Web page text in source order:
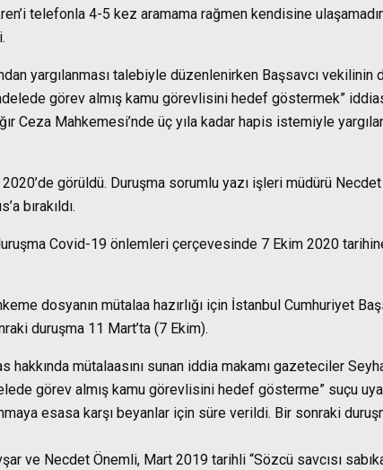
telefonla 4-5 kez aramama rağmen kendisine
yargılanması talebiyle düzenlenirken Başsavcı vekilinin
görev almış kamu görevlisini hedef göstermek”
Ceza Mahkemesi’nde üç yıla kadar hapis istemiyle
2020’de görüldü. Duruşma sorumlu yazı işleri müdürü Necdet
bırakıldı.
Covid-19 önlemleri çerçevesinde 7 Ekim 2020
dosyanın mütalaa hazırlığı için İstanbul Cumhuriyet
duruşma 11 Mart’ta (7 Ekim).
hakkında mütalaasını sunan iddia makamı gazeteciler
görev almış kamu görevlisini hedef gösterme” suçu
esasa karşı beyanlar için süre verildi. Bir sonraki
ve Necdet Önemli, Mart 2019 tarihli “Sözcü savcısı